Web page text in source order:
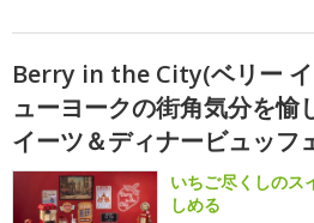
Berry in the City(ベリー イ
ューヨークの街角気分を愉
イーツ＆ディナービュッフ
いちご尽くしのス
しめる